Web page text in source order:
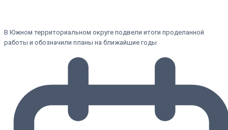
В Южном территориальном округе подвели итоги проделанной
работы и обозначили планы на ближайшие годы